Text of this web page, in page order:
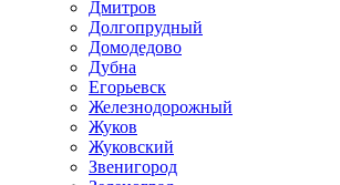
Дмитров
Долгопрудный
Домодедово
Дубна
Егорьевск
Железнодорожный
Жуков
Жуковский
Звенигород